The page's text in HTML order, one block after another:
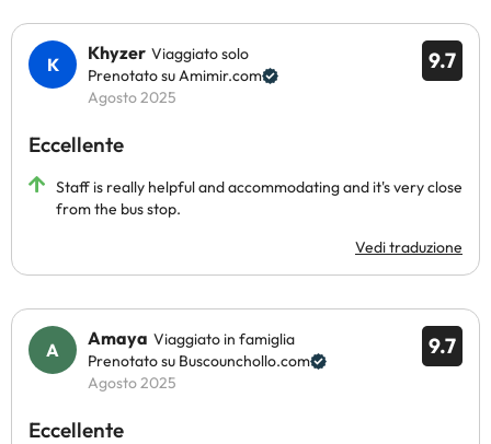
9.7
Khyzer Viaggiato solo
Prenotato su Amimir.com
Agosto 2025
Eccellente
Staff is really helpful and accommodating and it's very close
from the bus stop.
Vedi traduzione
9.7
Amaya Viaggiato in famiglia
Prenotato su Buscounchollo.com
Agosto 2025
Eccellente